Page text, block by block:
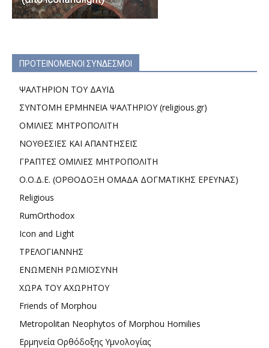
ΠΡΟΤΕΙΝΟΜΕΝΟΙ ΣΥΝΔΕΣΜΟΙ
ΨΑΛΤΗΡΙΟΝ ΤΟΥ ΔΑΥΙΔ
ΣΥΝΤΟΜΗ ΕΡΜΗΝΕΙΑ ΨΑΛΤΗΡΙΟΥ (religious.gr)
ΟΜΙΛΙΕΣ ΜΗΤΡΟΠΟΛΙΤΗ
ΝΟΥΘΕΣΙΕΣ ΚΑΙ ΑΠΑΝΤΗΣΕΙΣ
ΓΡΑΠΤΕΣ ΟΜΙΛΙΕΣ ΜΗΤΡΟΠΟΛΙΤΗ
Ο.Ο.Δ.Ε. (ΟΡΘΟΔΟΞΗ ΟΜΑΔΑ ΔΟΓΜΑΤΙΚΗΣ ΕΡΕΥΝΑΣ)
Religious
RumOrthodox
Icon and Light
ΤΡΕΛΟΓΙΑΝΝΗΣ
ΕΝΩΜΕΝΗ ΡΩΜΙΟΣΥΝΗ
ΧΩΡΑ ΤΟΥ ΑΧΩΡΗΤΟΥ
Friends of Morphou
Metropolitan Neophytos of Morphou Homilies
Ερμηνεία Ορθόδοξης Υμνολογίας